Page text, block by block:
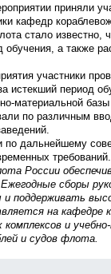
приняли
кафедр
стало известно,
обучения, а также
участники
истекший период
материальной
по различным
по дальнейшему
требований.
России
сборы
поддерживать
на кафедре
и
и судов флота.